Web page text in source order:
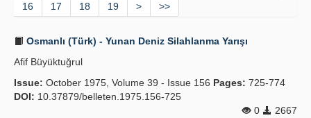
Writing Rules
Principles
Publication Policies
Guidelines
16
17 18 19 > >>
Osmanlı (Türk) - Yunan Deniz Silahlanma Yarışı
Afif Büyüktuğrul
Issue: October 1975, Volume 39 - Issue 156 Pages: 725-774
DOI: 10.37879/belleten.1975.156-725
0
2667